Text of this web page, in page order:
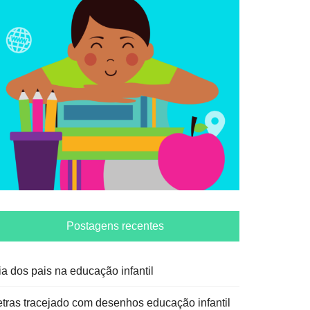
Postagens recentes
dos pais na educação infantil
tracejado com desenhos educação infantil